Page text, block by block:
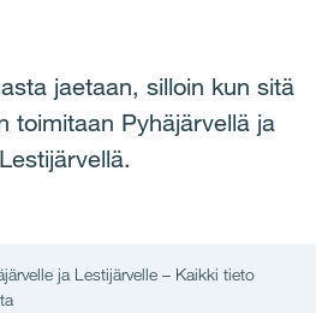
jaetaan, silloin kun sitä
toimitaan Pyhäjärvellä ja
Lestijärvellä.
ja Lestijärvelle – Kaikki tieto